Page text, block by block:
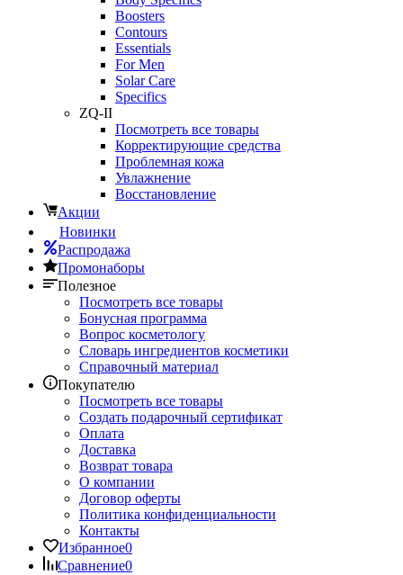
Boosters
Contours
Essentials
For Men
Solar Care
Specifics
ZQ-II
Посмотреть все товары
Корректирующие средства
Проблемная кожа
Увлажнение
Восстановление
Акции
Новинки
Распродажа
Промонаборы
Полезное
Посмотреть все товары
Бонусная программа
Вопрос косметологу
Словарь ингредиентов косметики
Справочный материал
Покупателю
Посмотреть все товары
Создать подарочный сертификат
Оплата
Доставка
Возврат товара
О компании
Договор оферты
Политика конфиденциальности
Контакты
Избранное0
Сравнение0